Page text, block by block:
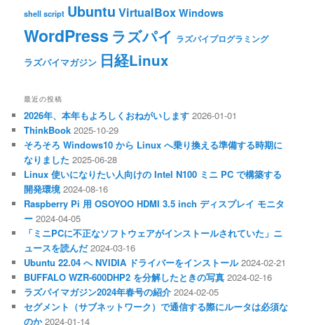
shell script Ubuntu VirtualBox Windows
WordPress ラズパイ ラズパイプログラミング
ラズパイマガジン 日経Linux
最近の投稿
2026年、本年もよろしくおねがいします 2026-01-01
ThinkBook 2025-10-29
そろそろ Windows10 から Linux へ乗り換える準備する時期に
なりました 2025-06-28
Linux 使いになりたい人向けの Intel N100 ミニ PC で構築する
開発環境 2024-08-16
Raspberry Pi 用 OSOYOO HDMI 3.5 inch ディスプレイ モニタ
ー 2024-04-05
「ミニPCに不正なソフトウェアがインストールされていた」ニ
ュースを読んだ 2024-03-16
Ubuntu 22.04 へ NVIDIA ドライバーをインストール 2024-02-21
BUFFALO WZR-600DHP2 を分解したときの写真 2024-02-16
ラズパイマガジン2024年春号の紹介 2024-02-05
セグメント（サブネットワーク）で通信する際にルータは必須な
のか 2024-01-14